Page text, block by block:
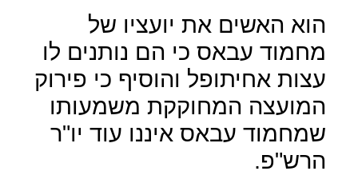
הוא האשים את יועציו של
מחמוד עבאס כי הם נותנים לו
עצות אחיתופל והוסיף כי פירוק
המועצה המחוקקת משמעותו
שמחמוד עבאס איננו עוד יו"ר
הרש"פ.